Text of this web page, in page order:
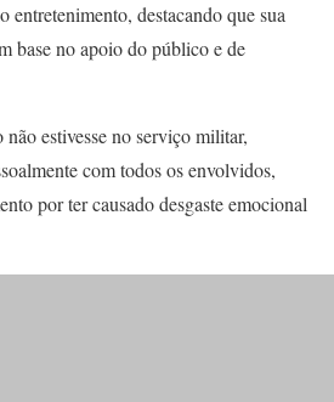
entretenimento, destacando que sua
base no apoio do público e de
estivesse no serviço militar,
com todos os envolvidos,
por ter causado desgaste emocional